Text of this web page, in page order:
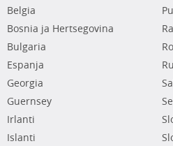
Belgia
Bosnia ja Hertsegovina
Bulgaria
Espanja
Georgia
Guernsey
Irlanti
Islanti